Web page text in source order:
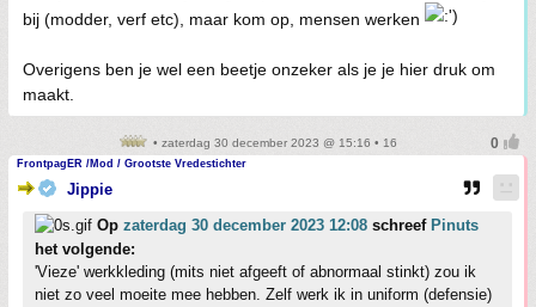
bij (modder, verf etc), maar kom op, mensen werken
Overigens ben je wel een beetje onzeker als je je hier druk om
maakt.
• zaterdag 30 december 2023 @ 15:16 • 16
FrontpagER /Mod / Grootste Vredestichter
Jippie
Op zaterdag 30 december 2023 12:08 schreef Pinuts
het volgende:
'Vieze' werkkleding (mits niet afgeeft of abnormaal stinkt) zou ik
niet zo veel moeite mee hebben. Zelf werk ik in uniform (defensie)